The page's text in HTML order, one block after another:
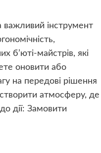
інструмент
б’юті-майстрів, які
оновити або
на передові рішення
атмосферу, де
дії: Замовити